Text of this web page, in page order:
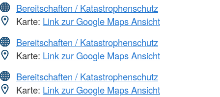
Bereitschaften / Katastrophenschutz
Karte: Link zur Google Maps Ansicht
Bereitschaften / Katastrophenschutz
Karte: Link zur Google Maps Ansicht
Bereitschaften / Katastrophenschutz
Karte: Link zur Google Maps Ansicht